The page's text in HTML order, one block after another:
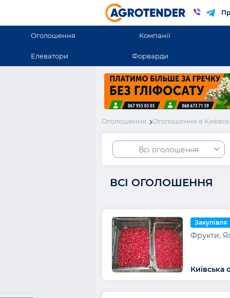
Оголошення Компанії
Елеватори Форварди
Оголошення Оголошення в
Всі оголошення
ВСІ ОГОЛОШЕННЯ
Закупівля
Фрукти,
Київська